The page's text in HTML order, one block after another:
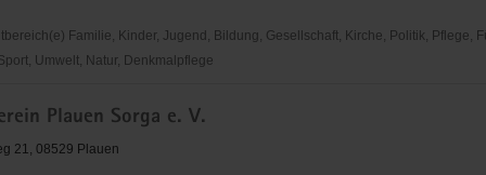
Familie, Kinder, Jugend, Bildung, Gesellschaft, Kirche, Politik, Pflege,
Umwelt, Natur, Denkmalpflege
Plauen Sorga e. V.
21, 08529 Plauen